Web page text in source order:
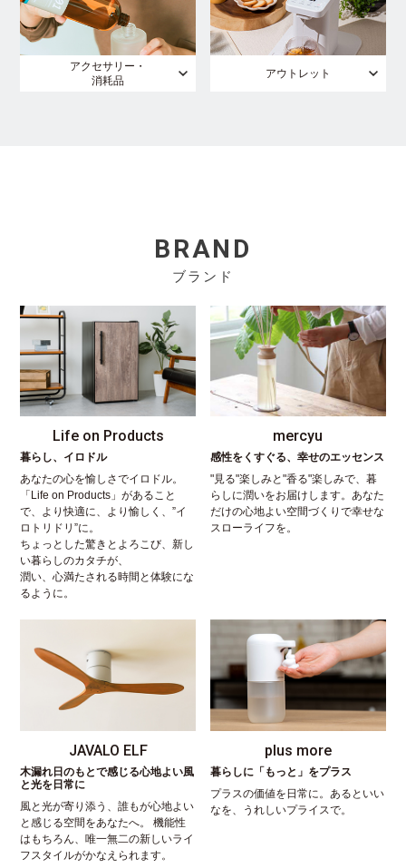
アクセサリー・
消耗品
アウトレット
BRAND
ブランド
Life on Products
暮らし、イロドル
あなたの心を愉しさでイロドル。
「Life on Products」があること
で、より快適に、より愉しく、”イ
ロトリドリ”に。
ちょっとした驚きとよろこび、新し
い暮らしのカタチが、
潤い、心満たされる時間と体験にな
るように。
mercyu
感性をくすぐる、幸せのエッセンス
"見る"楽しみと"香る"楽しみで、暮
らしに潤いをお届けします。あなた
だけの心地よい空間づくりで幸せな
スローライフを。
JAVALO ELF
木漏れ日のもとで感じる心地よい風
と光を日常に
風と光が寄り添う、誰もが心地よい
と感じる空間をあなたへ。 機能性
はもちろん、唯一無二の新しいライ
フスタイルがかなえられます。
plus more
暮らしに「もっと」をプラス
プラスの価値を日常に。あるといい
なを、うれしいプライスで。